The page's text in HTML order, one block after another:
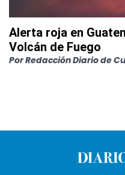
Alerta roja en
Volcán de Fuego
PorRedacción Diario de